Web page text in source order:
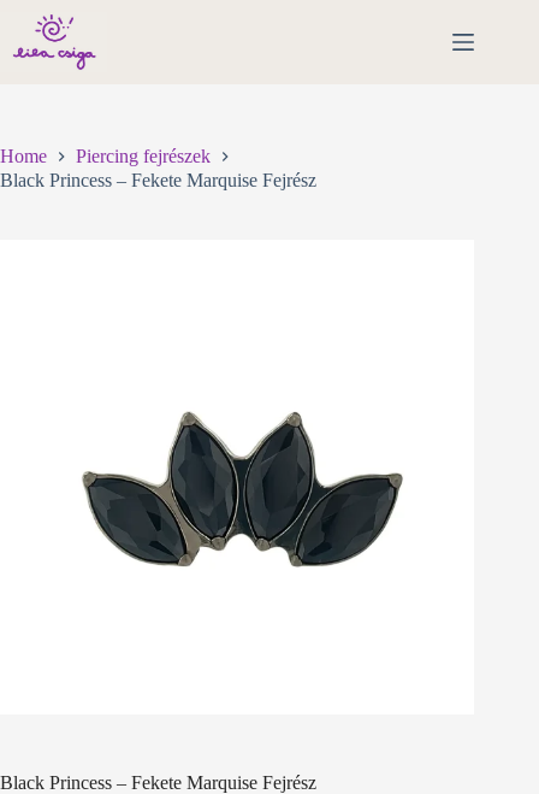
content
Home
Piercing fejrészek
Black Princess – Fekete Marquise Fejrész
Black Princess – Fekete Marquise Fejrész